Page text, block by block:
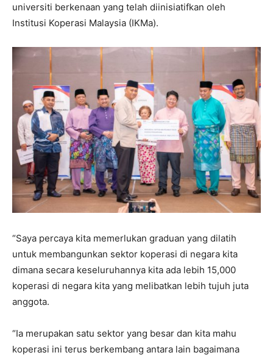
universiti berkenaan yang telah diinisiatifkan oleh
Institusi Koperasi Malaysia (IKMa).
“Saya percaya kita memerlukan graduan yang dilatih
untuk membangunkan sektor koperasi di negara kita
dimana secara keseluruhannya kita ada lebih 15,000
koperasi di negara kita yang melibatkan lebih tujuh juta
anggota.
“Ia merupakan satu sektor yang besar dan kita mahu
koperasi ini terus berkembang antara lain bagaimana